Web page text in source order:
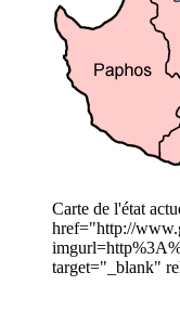
Carte de l'état
href="http://
target="_blank"